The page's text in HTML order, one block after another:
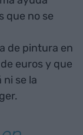
que no se
de pintura en
euros y que
se la